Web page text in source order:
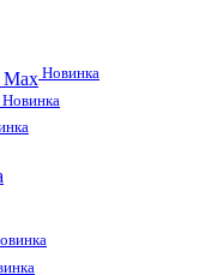
Max Новинка
Новинка